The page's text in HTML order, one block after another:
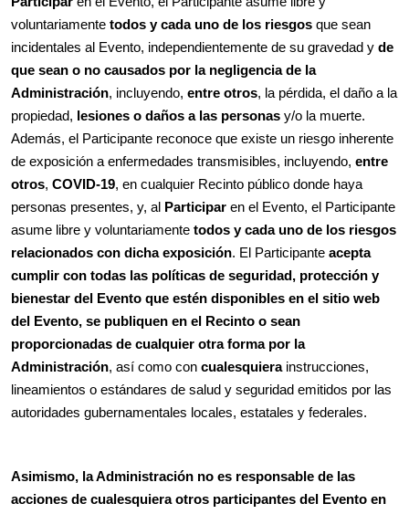
voluntariamente todos y cada uno de los riesgos que sean
incidentales al Evento, independientemente de su gravedad y de
que sean o no causados por la negligencia de la
Administración, incluyendo, entre otros, la pérdida, el daño a la
propiedad, lesiones o daños a las personas y/o la muerte.
Además, el Participante reconoce que existe un riesgo inherente
de exposición a enfermedades transmisibles, incluyendo, entre
otros, COVID-19, en cualquier Recinto público donde haya
personas presentes, y, al Participar en el Evento, el Participante
asume libre y voluntariamente todos y cada uno de los riesgos
relacionados con dicha exposición. El Participante acepta
cumplir con todas las políticas de seguridad, protección y
bienestar del Evento que estén disponibles en el sitio web
del Evento, se publiquen en el Recinto o sean
proporcionadas de cualquier otra forma por la
Administración, así como con cualesquiera instrucciones,
lineamientos o estándares de salud y seguridad emitidos por las
autoridades gubernamentales locales, estatales y federales.
Asimismo, la Administración no es responsable de las
acciones de cualesquiera otros participantes del Evento en